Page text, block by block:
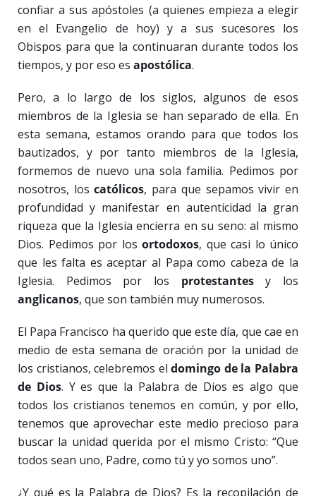
confiar a sus apóstoles (a quienes empieza a elegir
en el Evangelio de hoy) y a sus sucesores los
Obispos para que la continuaran durante todos los
tiempos, y por eso es apostólica.
Pero, a lo largo de los siglos, algunos de esos
miembros de la Iglesia se han separado de ella. En
esta semana, estamos orando para que todos los
bautizados, y por tanto miembros de la Iglesia,
formemos de nuevo una sola familia. Pedimos por
nosotros, loscatólicos, para que sepamos vivir en
profundidad y manifestar en autenticidad la gran
riqueza que la Iglesia encierra en su seno: al mismo
Dios. Pedimos por los ortodoxos, que casi lo único
que les falta es aceptar al Papa como cabeza de la
Iglesia. Pedimos por los protestantesy los
anglicanos, que son también muy numerosos.
El Papa Francisco ha querido que este día, que cae en
medio de esta semana de oración por la unidad de
los cristianos, celebremos eldomingo de la Palabra
de Dios. Y es que la Palabra de Dios es algo que
todos los cristianos tenemos en común, y por ello,
tenemos que aprovechar este medio precioso para
buscar la unidad querida por el mismo Cristo: “Que
todos sean uno, Padre, como tú y yo somos uno”.
¿Y qué es la Palabra de Dios? Es la recopilación de